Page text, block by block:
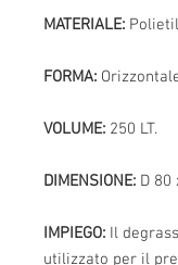
MATERIALE:
FORMA:
VOLUME: 250 LT.
DIMENSIONE: D 80
IMPIEGO: Il
utilizzato per il